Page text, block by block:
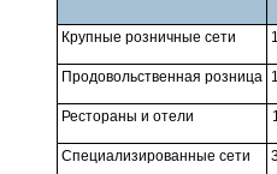
Крупные розничные сети
Продовольственная розница
Рестораны и отели
Специализированные сети